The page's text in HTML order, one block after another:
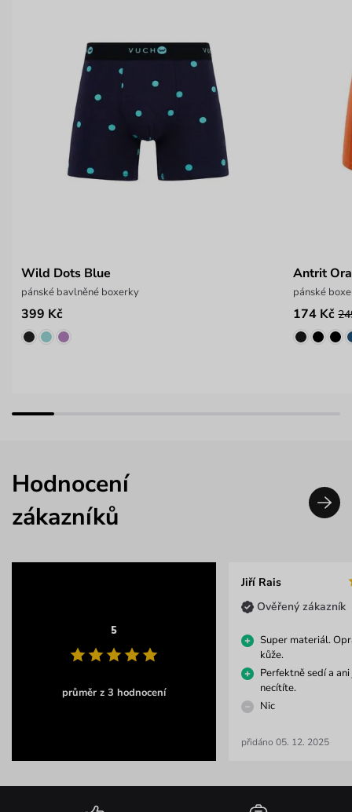
Wild Dots Blue
pánské bavlněné boxerky
399 Kč
Antrit
pánské
174 Kč
Hodnocení
zákazníků
5
průměr z 3 hodnocení
Jiří Rais
Ověřený zákazník
Super materiál.
kůže.
Perfektně sedí a
necítíte.
Nic
přidáno 05. 12. 2025